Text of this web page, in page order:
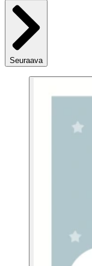
Seuraava